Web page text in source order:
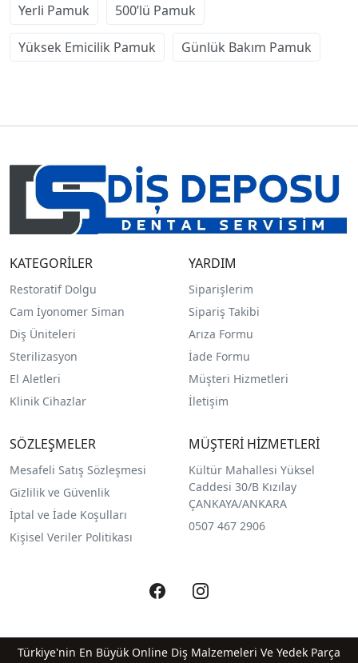
Yerli Pamuk 500’lü Pamuk
Yüksek Emicilik Pamuk Günlük Bakım Pamuk
KATEGORİLER
Restoratif Dolgu
Cam İyonomer Siman
Diş Üniteleri
Sterilizasyon
El Aletleri
Klinik Cihazlar
YARDIM
Siparişlerim
Sipariş Takibi
Arıza Formu
İade Formu
Müşteri Hizmetleri
İletişim
SÖZLEŞMELER
Mesafeli Satış Sözleşmesi
Gizlilik ve Güvenlik
İptal ve İade Koşulları
Kişisel Veriler Politikası
MÜŞTERİ HİZMETLERİ
Kültür Mahallesi Yüksel
Caddesi 30/B Kızılay
ÇANKAYA/ANKARA
0507 467 2906
Türkiye'nin En Büyük Online Diş Malzemeleri Ve Yedek Parça